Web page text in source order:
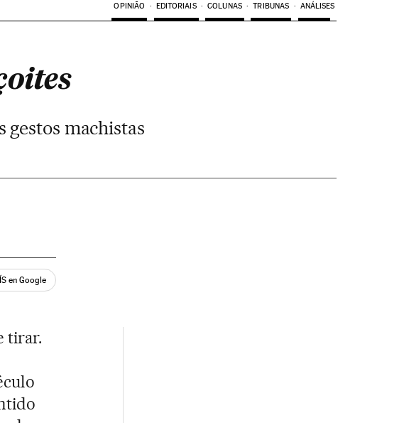
OPINIÃO EDITORIAIS COLUNAS TRIBUNAS ANÁLISES
gestos machistas
en Google
tirar.